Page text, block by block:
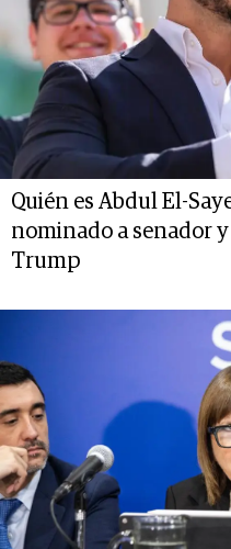
Quién es Abdul El-
nominado a senador
Trump